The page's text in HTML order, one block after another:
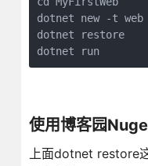
dotnet new -t web
dotnet restore
dotnet run
使用博客园
上面dotnet restore